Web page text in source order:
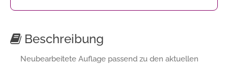
Beschreibung
Neubearbeitete Auflage passend zu den aktuellen